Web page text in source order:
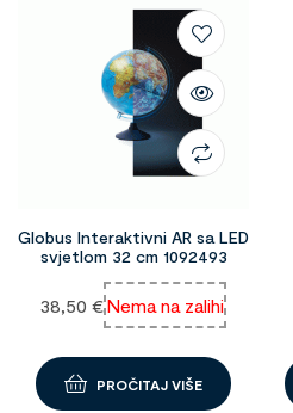
Globus Interaktivni AR sa LED
svjetlom 32 cm 1092493
38,50 €Nema na zalihi
PROČITAJ VIŠE